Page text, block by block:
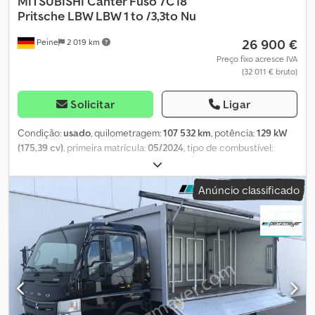
Peine 2 019 km
Pritsche LBW LBW 1 to /3,3to Nu
26 900 €
Preço fixo acresce IVA
(32 011 € bruto)
Solicitar Ligar
Condição:usado, quilometragem:107 532 km, potência:129 kW
(175,39 cv), primeira matrícula:05/2024, tipo de combustível:
branco
automático, classe de emissão:Euro 6, número de lugares:3,
volume do espaço de carga:36 m³, comprimento do espaço de
6 100 mm, largura do espaço de carga:2 460 mm
, altura do
espaço de carga:2 450 mm, Equipamento: ABS, ar
condicionado, fecho centralizado, * Airbag do condutor * ABS *
ASR * ESP * Assistente de travagem ativa Dsdpfjzr Aldjx Ankekr *
Assistente de manutenção na faixa de rodagem * Sistema
automático de arranque/paragem do motor * Rádio *
Computador de bordo * Piloto automático * Elevação de vidros
elétricas * Espelhos retrovisores com ajuste elétrico *
Anúncio classificado